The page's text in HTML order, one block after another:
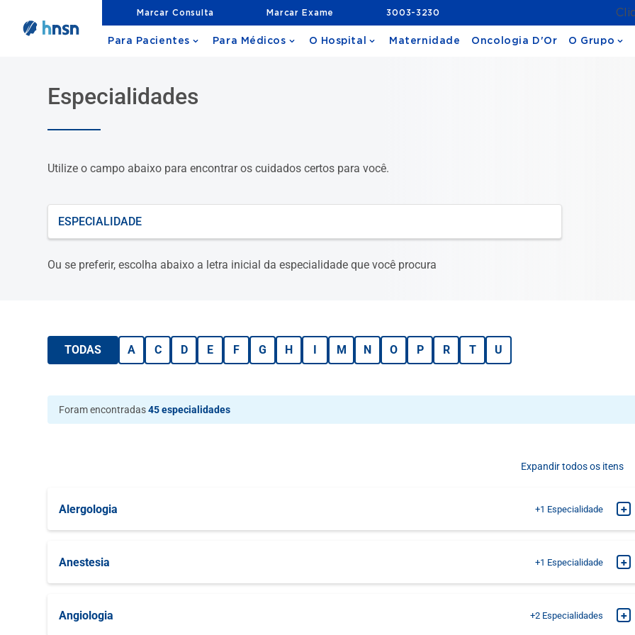
Marcar Consulta Marcar Exame 3003-3230
Para Pacientes Para Médicos O Hospital Maternidade Oncologia D'Or O Grupo
Especialidades
Utilize o campo abaixo para encontrar os cuidados certos para você.
Ou se preferir, escolha abaixo a letra inicial da especialidade que você procura
TODAS A C D E F G H I M N O P R T U
Foram encontradas45 especialidades
Expandir todos os itens
Alergologia +1 Especialidade +
Anestesia +1 Especialidade +
Angiologia +2 Especialidades +